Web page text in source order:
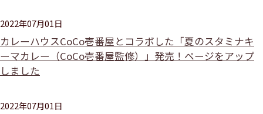
2022年07月01日
カレーハウスCoCo壱番屋とコラボした「夏のスタミナキ
ーマカレー（CoCo壱番屋監修）」発売！ページをアップ
しました
2022年07月01日